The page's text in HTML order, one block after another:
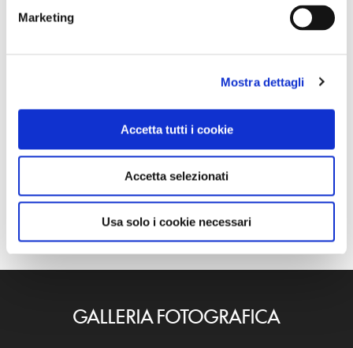
Marketing
Mostra dettagli
Accetta tutti i cookie
Accetta selezionati
Usa solo i cookie necessari
Download file
locandina_san_saba_13_febbraio_2022_-_2.pdf
GALLERIA FOTOGRAFICA